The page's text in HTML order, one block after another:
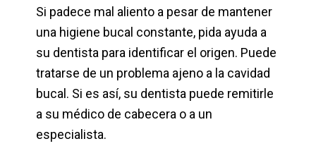
Si padece mal aliento a pesar de mantener
una higiene bucal constante, pida ayuda a
su dentista para identificar el origen. Puede
tratarse de un problema ajeno a la cavidad
bucal. Si es así, su dentista puede remitirle
a su médico de cabecera o a un
especialista.